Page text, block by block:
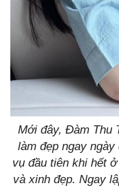
Mới đây, Đàm Thu
làm đẹp ngay
vụ đầu tiên khi hết
và xinh đẹp. Ngay